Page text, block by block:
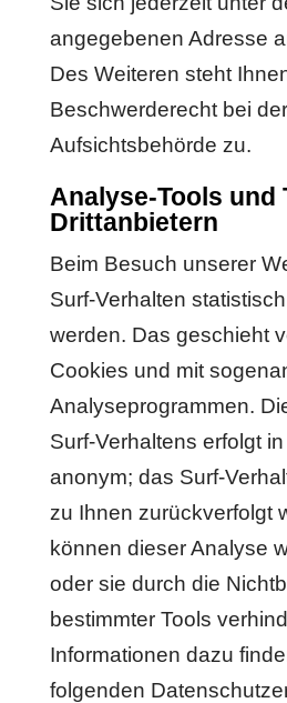
angegebenen Adresse
Des Weiteren steht
Beschwerderecht bei
Aufsichtsbehörde zu.
Analyse-Tools und
Drittanbietern
Beim Besuch unserer
Surf-Verhalten
werden. Das geschieht
Cookies und mit
Analyseprogrammen.
Surf-Verhaltens erfolgt in
anonym; das Surf-
zu Ihnen zurückverfolgt
können dieser Analyse
oder sie durch die
bestimmter Tools
Informationen dazu
folgenden